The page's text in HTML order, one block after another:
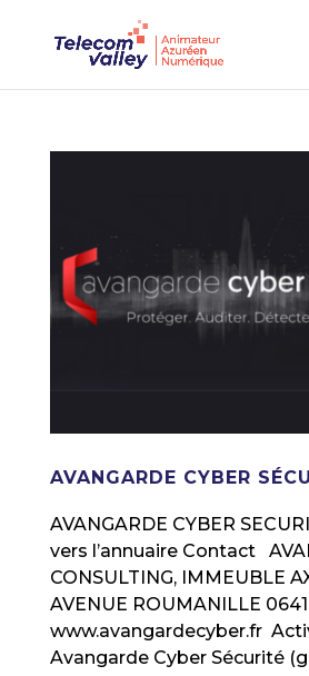
AVANGARDE CYBER
AVANGARDE CYBER
vers l’annuaire Contact
CONSULTING, IMMEUBLE
AVENUE ROUMANILLE
www.avangardecyber.fr
Avangarde Cyber Sécurité